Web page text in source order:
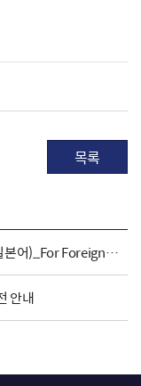
목록
셀프 참배 음성(영어, 중국어, 일본어)_For Foreigners
안내